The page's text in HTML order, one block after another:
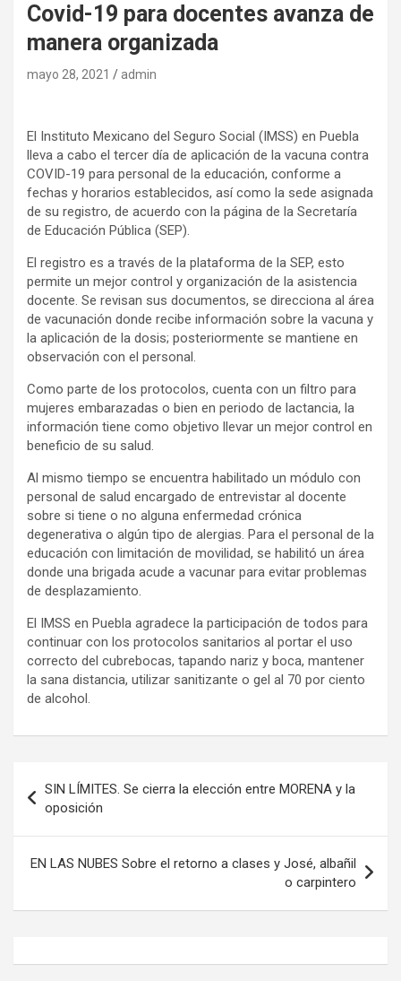
Covid-19 para docentes avanza de
manera organizada
mayo 28, 2021 admin
El Instituto Mexicano del Seguro Social (IMSS) en Puebla
lleva a cabo el tercer día de aplicación de la vacuna contra
COVID-19 para personal de la educación, conforme a
fechas y horarios establecidos, así como la sede asignada
de su registro, de acuerdo con la página de la Secretaría
de Educación Pública (SEP).
El registro es a través de la plataforma de la SEP, esto
permite un mejor control y organización de la asistencia
docente. Se revisan sus documentos, se direcciona al área
de vacunación donde recibe información sobre la vacuna y
la aplicación de la dosis; posteriormente se mantiene en
observación con el personal.
Como parte de los protocolos, cuenta con un filtro para
mujeres embarazadas o bien en periodo de lactancia, la
información tiene como objetivo llevar un mejor control en
beneficio de su salud.
Al mismo tiempo se encuentra habilitado un módulo con
personal de salud encargado de entrevistar al docente
sobre si tiene o no alguna enfermedad crónica
degenerativa o algún tipo de alergias. Para el personal de la
educación con limitación de movilidad, se habilitó un área
donde una brigada acude a vacunar para evitar problemas
de desplazamiento.
El IMSS en Puebla agradece la participación de todos para
continuar con los protocolos sanitarios al portar el uso
correcto del cubrebocas, tapando nariz y boca, mantener
la sana distancia, utilizar sanitizante o gel al 70 por ciento
de alcohol.
Navegación
de
entradas
SIN LÍMITES. Se cierra la elección entre MORENA y la
oposición
EN LAS NUBES Sobre el retorno a clases y José, albañil
o carpintero